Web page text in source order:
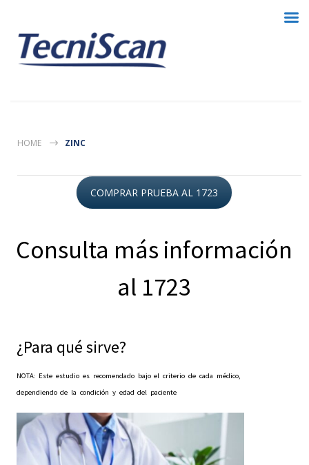
HOME ZINC
COMPRAR PRUEBA AL 1723
Consulta más información
al 1723
¿Para qué sirve?
NOTA: Este estudio es recomendado bajo el criterio de cada médico,
dependiendo de la condición y edad del paciente